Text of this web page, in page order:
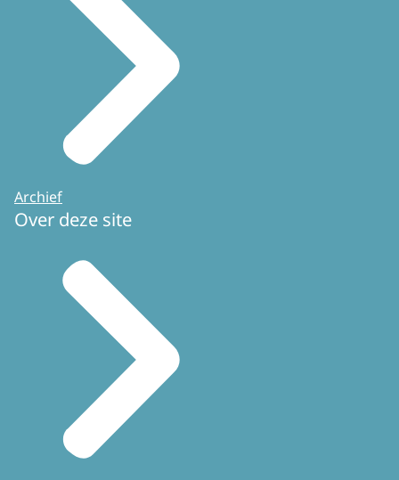
Archief
Over deze site